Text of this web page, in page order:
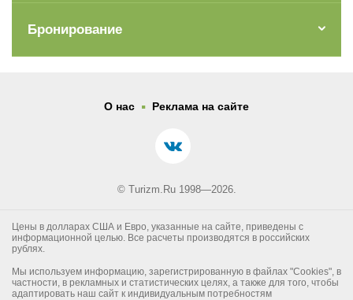
Бронирование
О нас . Реклама на сайте
© Turizm.Ru 1998—2026.
Цены в долларах США и Евро, указанные на сайте, приведены с
информационной целью. Все расчеты производятся в российских
рублях.
Мы используем информацию, зарегистрированную в файлах "Cookies", в
частности, в рекламных и статистических целях, а также для того, чтобы
адаптировать наш сайт к индивидуальным потребностям